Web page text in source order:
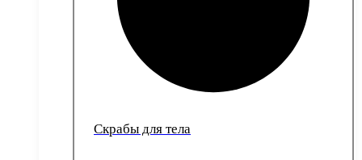
Скрабы для тела